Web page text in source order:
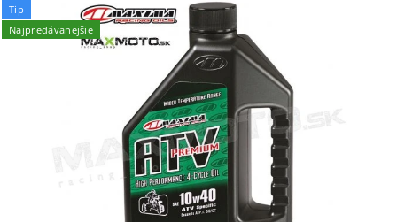
Tip
Najpredávanejšie